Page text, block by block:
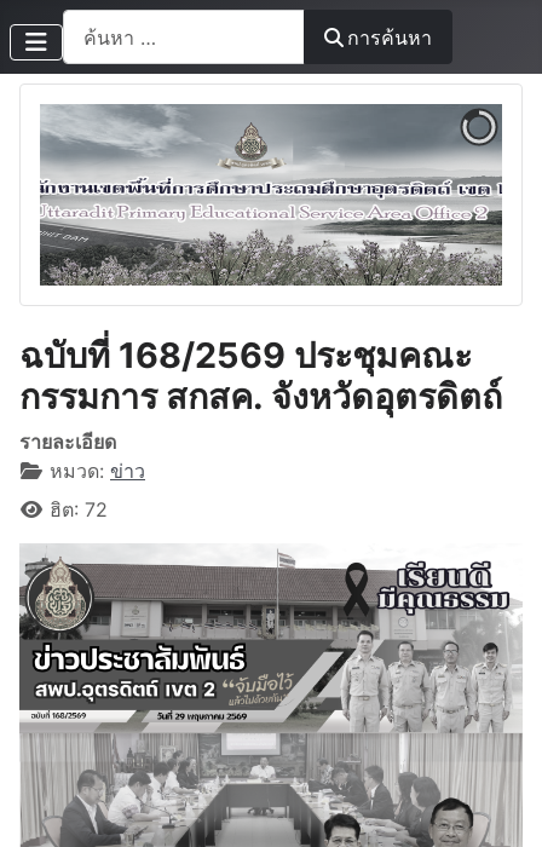
การค้นหา
การค้นหา
ฉบับที่ 168/2569 ประชุมคณะ
กรรมการ สกสค. จังหวัดอุตรดิตถ์
รายละเอียด
หมวด: ข่าว
ฮิต: 72